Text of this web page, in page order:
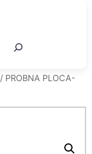
/ PROBNA PLOCA-